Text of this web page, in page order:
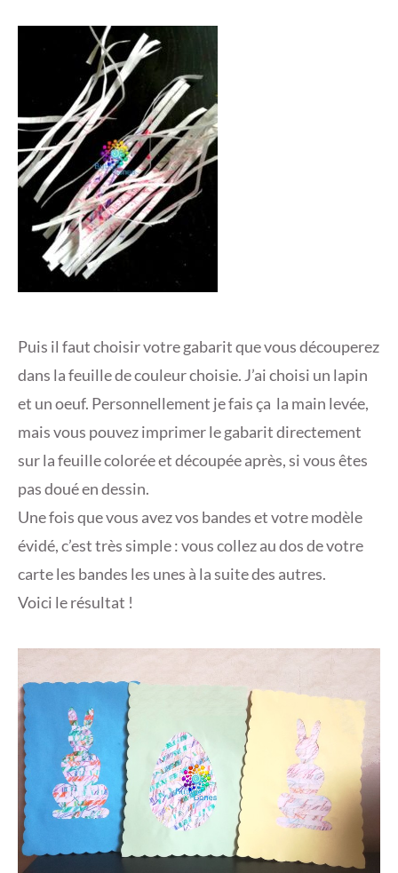
Puis il faut choisir votre gabarit que vous découperez
dans la feuille de couleur choisie. J’ai choisi un lapin
et un oeuf. Personnellement je fais ça la main levée,
mais vous pouvez imprimer le gabarit directement
sur la feuille colorée et découpée après, si vous êtes
pas doué en dessin.
Une fois que vous avez vos bandes et votre modèle
évidé, c’est très simple : vous collez au dos de votre
carte les bandes les unes à la suite des autres.
Voici le résultat !